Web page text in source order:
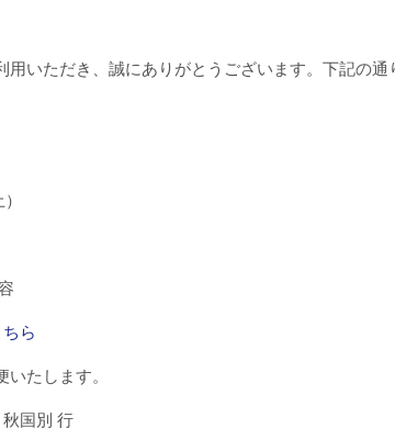
用いただき、誠にありがとうございます。下記の通
ら
たします。
国別 行